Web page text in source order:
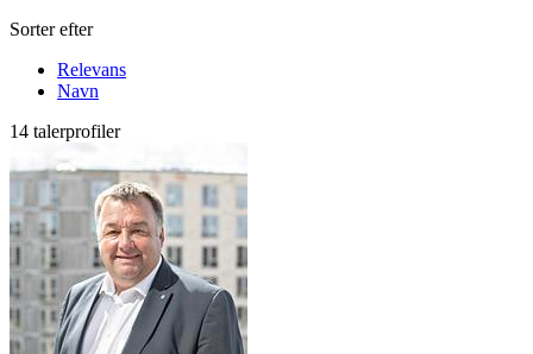
Sorter efter
Relevans
Navn
14 talerprofiler